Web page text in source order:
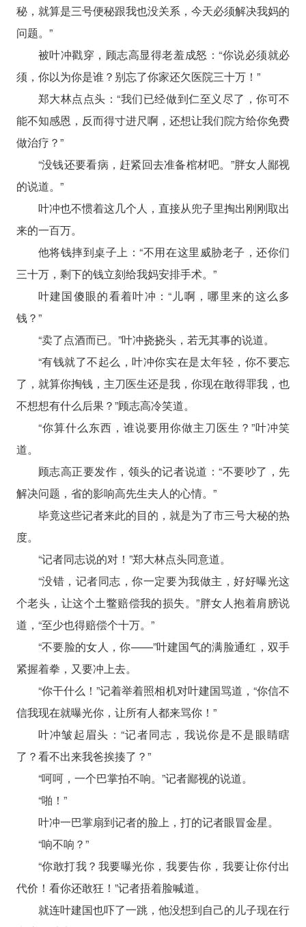
秘，就算是三号便秘跟我也没关系，今天必须解决我妈的
问题。”
被叶冲戳穿，顾志高显得老羞成怒：“你说必须就必
须，你以为你是谁？别忘了你家还欠医院三十万！”
郑大林点点头：“我们已经做到仁至义尽了，你可不
能不知感恩，反而得寸进尺啊，还想让我们院方给你免费
做治疗？”
“没钱还要看病，赶紧回去准备棺材吧。”胖女人鄙视
的说道。”
叶冲也不惯着这几个人，直接从兜子里掏出刚刚取出
来的一百万。
他将钱摔到桌子上：“不用在这里威胁老子，还你们
三十万，剩下的钱立刻给我妈安排手术。”
叶建国傻眼的看着叶冲：“儿啊，哪里来的这么多
钱？”
“卖了点酒而已。”叶冲挠挠头，若无其事的说道。
“有钱就了不起么，叶冲你实在是太年轻，你不要忘
了，就算你掏钱，主刀医生还是我，你现在敢得罪我，也
不想想有什么后果？”顾志高冷笑道。
“你算什么东西，谁说要用你做主刀医生？”叶冲笑
道。
顾志高正要发作，领头的记者说道：“不要吵了，先
解决问题，省的影响高先生夫人的心情。”
毕竟这些记者来此的目的，就是为了市三号大秘的热
度。
“记者同志说的对！”郑大林点头同意道。
“没错，记者同志，你一定要为我做主，好好曝光这
个老头，让这个土鳖赔偿我的损失。”胖女人抱着肩膀说
道，“至少也得赔偿个十万。”
“不要脸的女人，你——”叶建国气的满脸通红，双手
紧握着拳，又要冲上去。
“你干什么！”记着举着照相机对叶建国骂道，“你信不
信我现在就曝光你，让所有人都来骂你！”
叶冲皱起眉头：“记者同志，我说你是不是眼睛瞎
了？看不出来我爸挨揍了？”
“呵呵，一个巴掌拍不响。”记者鄙视的说道。
“啪！”
叶冲一巴掌扇到记者的脸上，打的记者眼冒金星。
“响不响？”
“你敢打我？我要曝光你，我要告你，我要让你付出
代价！看你还敢狂！”记者捂着脸喊道。
就连叶建国也吓了一跳，他没想到自己的儿子现在行